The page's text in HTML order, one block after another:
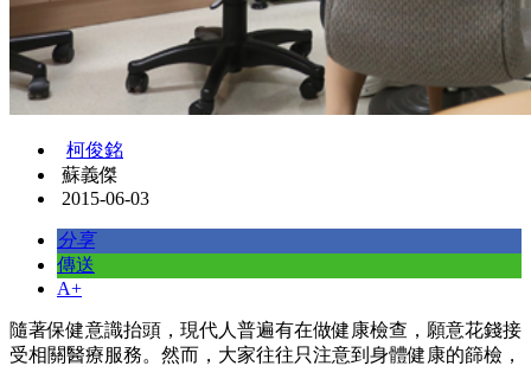
柯俊銘
蘇義傑
2015-06-03
分享
傳送
A+
隨著保健意識抬頭，現代人普遍有在做健康檢查，願意花錢接
受相關醫療服務。然而，大家往往只注意到身體健康的篩檢，